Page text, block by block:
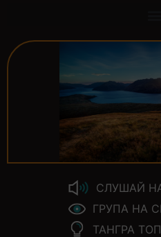
СЛУШАЙ
ГРУПА НА
ТАНГРА